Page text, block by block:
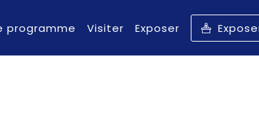
programme Visiter Exposer